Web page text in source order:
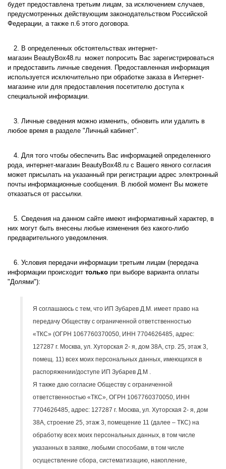
будет предоставлена третьим лицам, за исключением случаев,
предусмотренных действующим законодательством Российской
Федерации, а также п.6 этого договора.
2. В определенных обстоятельствах интернет-
магазин BeautyBox48.ru может попросить Вас зарегистрироваться
и предоставить личные сведения. Предоставленная информация
используется исключительно при обработке заказа в Интернет-
магазине или для предоставления посетителю доступа к
специальной информации.
3. Личные сведения можно изменить, обновить или удалить в
любое время в разделе "Личный кабинет".
4. Для того чтобы обеспечить Вас информацией определенного
рода, интернет-магазин BeautyBox48.ru с Вашего явного согласия
может присылать на указанный при регистрации адрес электронный
почты информационные сообщения. В любой момент Вы можете
отказаться от рассылки.
5. Сведения на данном сайте имеют информативный характер, в
них могут быть внесены любые изменения без какого-либо
предварительного уведомления.
6. Условия передачи информации третьим лицам (передача
информации происходит только при выборе варианта оплаты
"Долями"):
Я соглашаюсь с тем, что ИП Зубарев Д.М. имеет право на
передачу Обществу с ограниченной ответственностью
«ТКС» (ОГРН 1067760370050, ИНН 7704626485, адрес:
127287 г. Москва, ул. Хуторская 2- я, дом 38А, стр. 25, этаж 3,
помещ. 11) всех моих персональных данных, имеющихся в
распоряжении/доступе ИП Зубарев Д.М .
Я также даю согласие Обществу с ограниченной
ответственностью «ТКС», ОГРН 1067760370050, ИНН
7704626485, адрес: 127287 г. Москва, ул. Хуторская 2- я, дом
38А, строение 25, этаж 3, помещение 11 (далее – ТКС) на
обработку всех моих персональных данных, в том числе
указанных в заявке, любыми способами, в том числе
осуществление сбора, систематизацию, накопление,